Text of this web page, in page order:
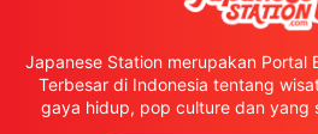
Japanese Station merupakan Portal
Terbesar di Indonesia tentang
gaya hidup, pop culture dan yang